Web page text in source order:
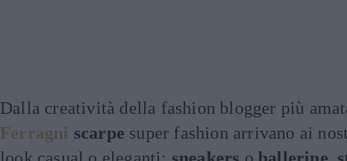
Dalla creatività della fashion blogger più
Ferragni scarpe super fashion arrivano ai